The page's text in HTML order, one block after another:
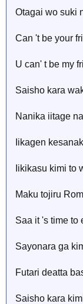
Otagai wo suki
Can 't be your
U can' t be my
Saisho kara
Nanika iitage
Iikagen
Iikikasu kimi to
Maku tojiru
Saa it 's time to
Sayonara ga
Futari deatta
Saisho kara